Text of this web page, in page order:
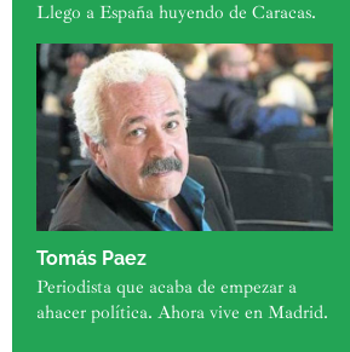
Llego a España huyendo de Caracas.
Tomás Paez
Periodista que acaba de empezar a
ahacer política. Ahora vive en Madrid.